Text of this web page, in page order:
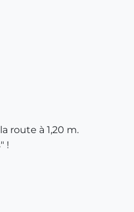
route à 1,20 m.
!